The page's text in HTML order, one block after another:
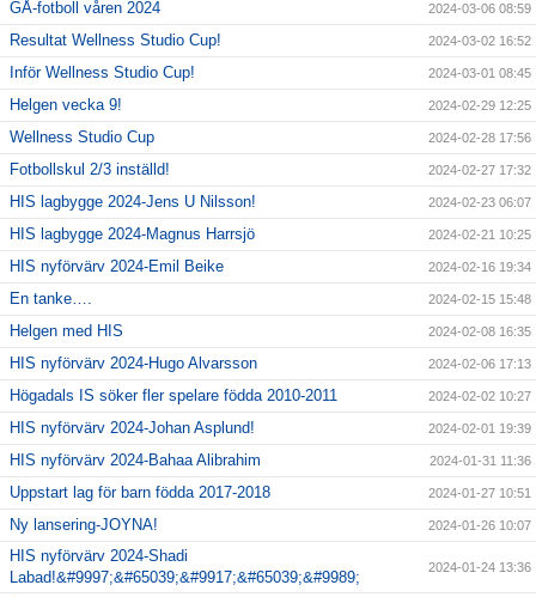
GÅ-fotboll våren 2024 2024-03-06 08:59
Resultat Wellness Studio Cup! 2024-03-02 16:52
Inför Wellness Studio Cup! 2024-03-01 08:45
Helgen vecka 9! 2024-02-29 12:25
Wellness Studio Cup 2024-02-28 17:56
Fotbollskul 2/3 inställd! 2024-02-27 17:32
HIS lagbygge 2024-Jens U Nilsson! 2024-02-23 06:07
HIS lagbygge 2024-Magnus Harrsjö 2024-02-21 10:25
HIS nyförvärv 2024-Emil Beike 2024-02-16 19:34
En tanke…. 2024-02-15 15:48
Helgen med HIS 2024-02-08 16:35
HIS nyförvärv 2024-Hugo Alvarsson 2024-02-06 17:13
Högadals IS söker fler spelare födda 2010-2011 2024-02-02 10:27
HIS nyförvärv 2024-Johan Asplund! 2024-02-01 19:39
HIS nyförvärv 2024-Bahaa Alibrahim 2024-01-31 11:36
Uppstart lag för barn födda 2017-2018 2024-01-27 10:51
Ny lansering-JOYNA! 2024-01-26 10:07
HIS nyförvärv 2024-Shadi
Labad!&#9997;&#65039;&#9917;&#65039;&#9989;
2024-01-24 13:36